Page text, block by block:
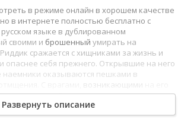
в режиме онлайн в хорошем качестве
в интернете полностью бесплатно с
языке в дублированном
своими и брошенный умирать на
сражается с хищниками за жизнь и
опаснее себя прежнего. Открывшие на него
наемники оказываются пешками в
возникающими
нужно самому Риддику, он начинает поход
Развернуть описание